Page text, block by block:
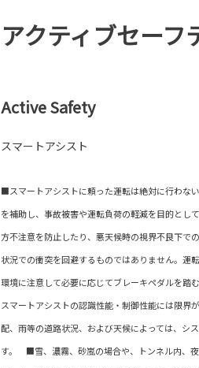
アクティブセーフ
Active Safety
スマートアシスト
■スマートアシストに頼った運転は絶対に行わな
を補助し、事故被害や運転負荷の軽減を目的とし
方不注意を防止したり、悪天候時の視界不良下で
状況での衝突を回避するものではありません。運
環境に注意して必要に応じてブレーキペダルを
スマートアシストの認識性能・制御性能には限界
配、雨等の道路状況、および天候によっては、シ
す。 ■雪、濃霧、砂嵐の場合や、トンネル内、